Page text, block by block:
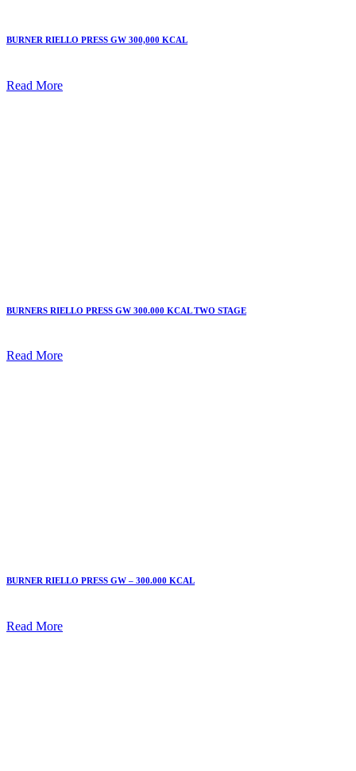
BURNER RIELLO PRESS GW 300,000 KCAL
Read More
BURNERS RIELLO PRESS GW 300.000 KCAL TWO STAGE
Read More
BURNER RIELLO PRESS GW – 300.000 KCAL
Read More